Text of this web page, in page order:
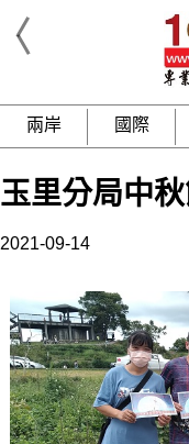
兩岸 國際
玉里分局中
2021-09-14